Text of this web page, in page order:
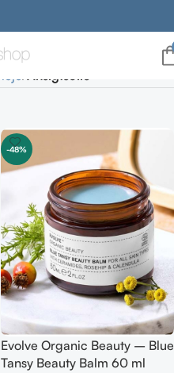
-48%
Evolve Organic Beauty – Blue
Tansy Beauty Balm 60 ml